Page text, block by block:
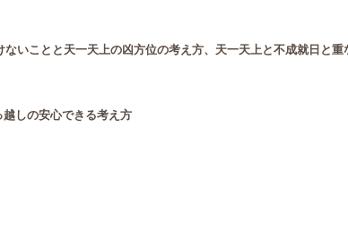
いことと天一天上の凶方位の考え方、天一天上と不成就日と重
しの安心できる考え方